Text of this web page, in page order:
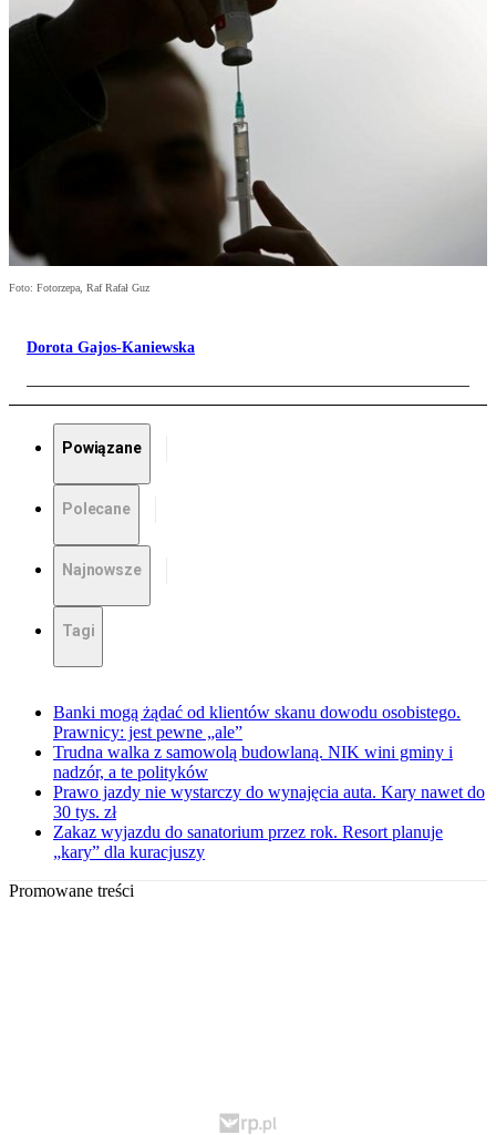
Foto: Fotorzepa, Raf Rafał Guz
Dorota Gajos-Kaniewska
Powiązane
Polecane
Najnowsze
Tagi
Banki mogą żądać od klientów skanu dowodu osobistego.
Prawnicy: jest pewne „ale”
Trudna walka z samowolą budowlaną. NIK wini gminy i
nadzór, a te polityków
Prawo jazdy nie wystarczy do wynajęcia auta. Kary nawet do
30 tys. zł
Zakaz wyjazdu do sanatorium przez rok. Resort planuje
„kary” dla kuracjuszy
Promowane treści